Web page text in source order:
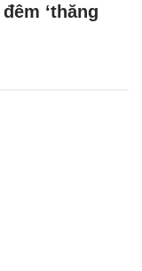
‘thăng